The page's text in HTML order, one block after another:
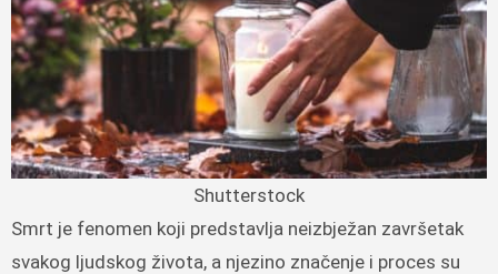
Shutterstock
Smrt je fenomen koji predstavlja neizbježan završetak
svakog ljudskog života, a njezino značenje i proces su